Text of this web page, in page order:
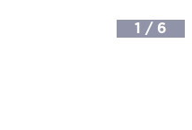
1 / 6